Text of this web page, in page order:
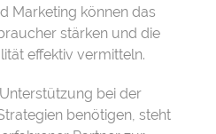
Marketing können das
stärken und die
effektiv vermitteln.
bei der
benötigen, steht